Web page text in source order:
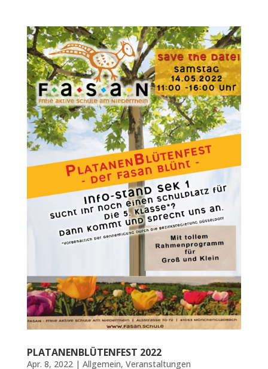
PLATANENBLÜTENFEST 2022
Apr. 8, 2022| Allgemein, Veranstaltungen